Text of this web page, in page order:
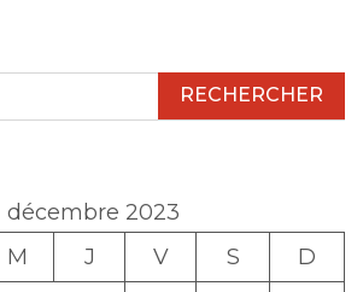
décembre 2023
M J V S
D